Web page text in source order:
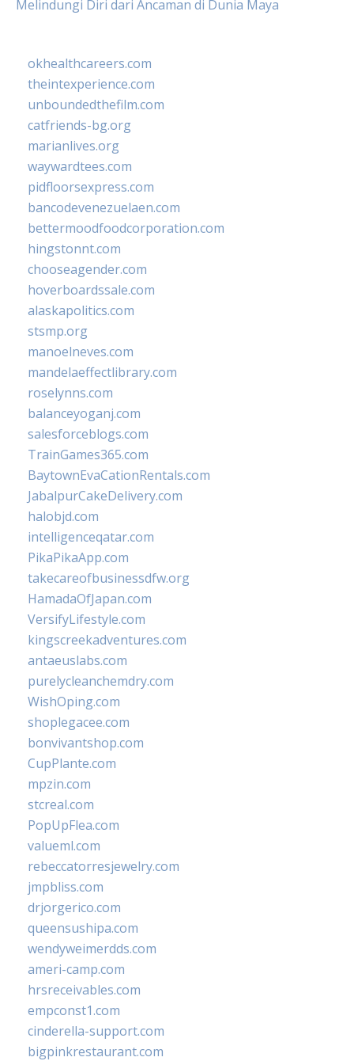
Melindungi Diri dari Ancaman di Dunia Maya
okhealthcareers.com
theintexperience.com
unboundedthefilm.com
catfriends-bg.org
marianlives.org
waywardtees.com
pidfloorsexpress.com
bancodevenezuelaen.com
bettermoodfoodcorporation.com
hingstonnt.com
chooseagender.com
hoverboardssale.com
alaskapolitics.com
stsmp.org
manoelneves.com
mandelaeffectlibrary.com
roselynns.com
balanceyoganj.com
salesforceblogs.com
TrainGames365.com
BaytownEvaCationRentals.com
JabalpurCakeDelivery.com
halobjd.com
intelligenceqatar.com
PikaPikaApp.com
takecareofbusinessdfw.org
HamadaOfJapan.com
VersifyLifestyle.com
kingscreekadventures.com
antaeuslabs.com
purelycleanchemdry.com
WishOping.com
shoplegacee.com
bonvivantshop.com
CupPlante.com
mpzin.com
stcreal.com
PopUpFlea.com
valueml.com
rebeccatorresjewelry.com
jmpbliss.com
drjorgerico.com
queensushipa.com
wendyweimerdds.com
ameri-camp.com
hrsreceivables.com
empconst1.com
cinderella-support.com
bigpinkrestaurant.com